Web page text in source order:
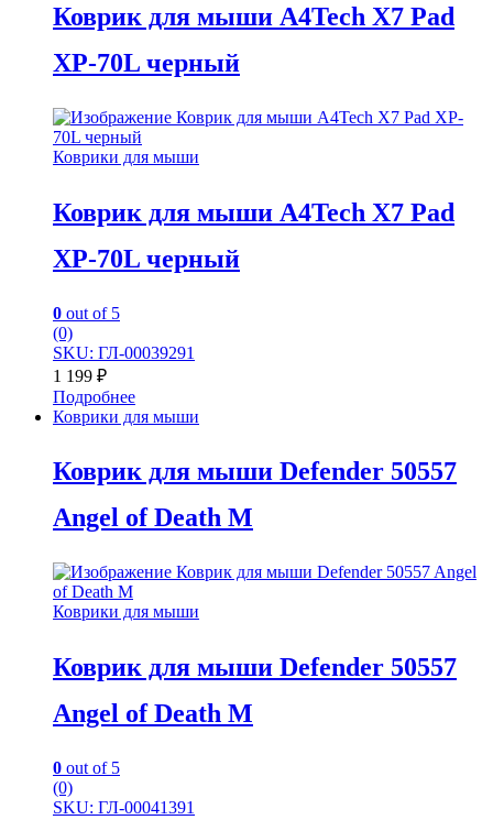
Коврик для мыши A4Tech X7 Pad
XP-70L черный
Коврики для мыши
Коврик для мыши A4Tech X7 Pad
XP-70L черный
0 out of 5
(0)
SKU: ГЛ-00039291
1 199 ₽
Подробнее
Коврики для мыши
Коврик для мыши Defender 50557
Angel of Death M
Коврики для мыши
Коврик для мыши Defender 50557
Angel of Death M
0 out of 5
(0)
SKU: ГЛ-00041391